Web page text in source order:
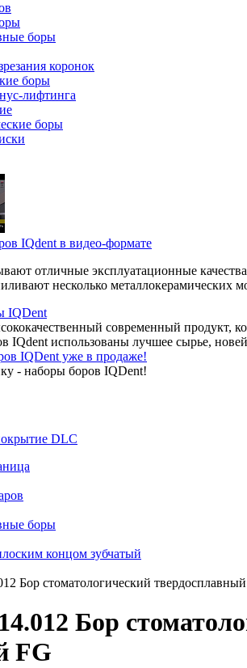
боры
коронок
боры
лифтинга
боры
IQdent в видео-формате
отличные эксплуатационные
несколько металлокерамических
IQDent
современный продукт,
IQdent использованы лучшее сырье,
IQDent уже в продаже!
- наборы боров IQDent!
DLC
боры
концом зубчатый
Бор стоматологический
Бор
FG